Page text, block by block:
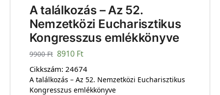
A találkozás – Az 52.
Nemzetközi Eucharisztikus
Kongresszus emlékkönyve
9900Ft 8910 Ft
Cikkszám: 24674
A találkozás – Az 52. Nemzetközi Eucharisztikus
Kongresszus emlékkönyve